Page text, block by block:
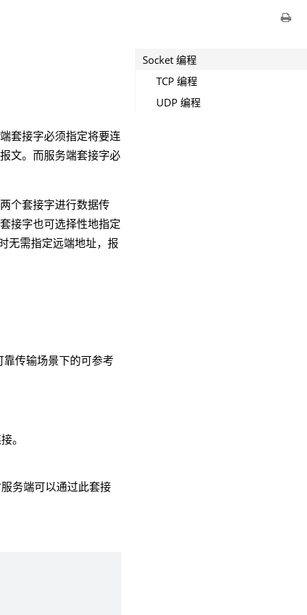
套接字必须指定将要连
文。而服务端套接字必
个套接字进行数据传
接字也可选择性地指定
无需指定远端地址，报
传输场景下的可参考
。
务端可以通过此套接
Socket 编程
TCP 编程
UDP 编程